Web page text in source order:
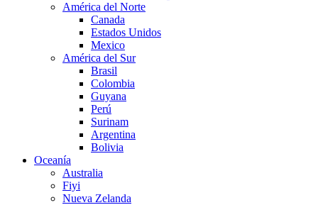
América del Norte
Canada
Estados Unidos
Mexico
América del Sur
Brasil
Colombia
Guyana
Perú
Surinam
Argentina
Bolivia
Oceanía
Australia
Fiyi
Nueva Zelanda